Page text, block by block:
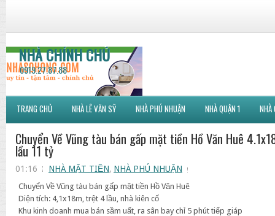
NHÀ CHÍNH CHỦ
0919.27.87.88
TRANG CHỦ NHÀ LÊ VĂN SỸ NHÀ PHÚ NHUẬN NHÀ QUẬN 1 NHÀ
Chuyển Về Vũng tàu bán gấp mặt tiền Hồ Văn Huê
lầu 11 tỷ
01:16 NHÀ MẶT TIỀN, NHÀ PHÚ NHUẬN
Chuyển Về Vũng tàu bán gấp mặt tiền Hồ Văn Huê
Diện tích: 4,1x18m, trệt 4 lầu, nhà kiên cố
Khu kinh doanh mua bán sầm uất, ra sân bay chỉ 5 phút tiếp giáp